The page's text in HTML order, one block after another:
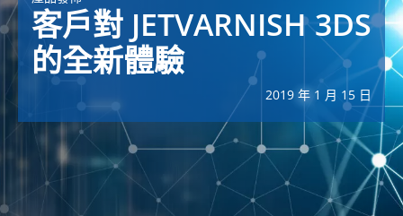
客戶對 JETVARNISH 3DS
的全新體驗
2019 年 1 月 15 日